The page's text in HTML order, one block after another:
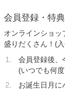
会員登録・特
オンラインショ
盛りだくさん！(
会員登録後、
(いつでも何
お誕生日月に